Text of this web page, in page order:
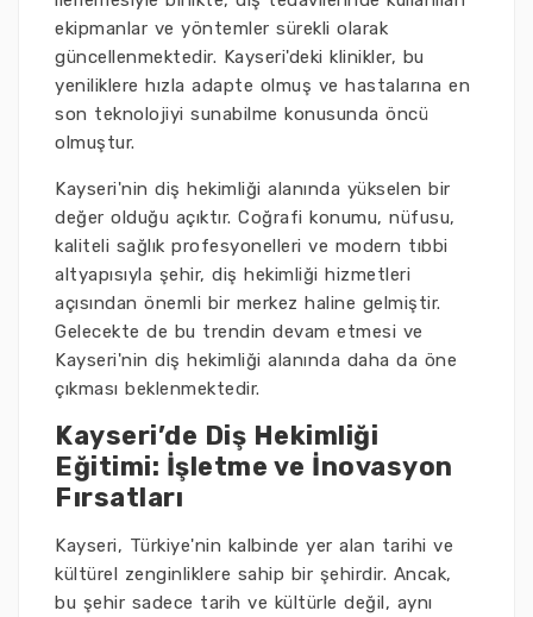
ekipmanlar ve yöntemler sürekli olarak
güncellenmektedir. Kayseri'deki klinikler, bu
yeniliklere hızla adapte olmuş ve hastalarına en
son teknolojiyi sunabilme konusunda öncü
olmuştur.
Kayseri'nin diş hekimliği alanında yükselen bir
değer olduğu açıktır. Coğrafi konumu, nüfusu,
kaliteli sağlık profesyonelleri ve modern tıbbi
altyapısıyla şehir, diş hekimliği hizmetleri
açısından önemli bir merkez haline gelmiştir.
Gelecekte de bu trendin devam etmesi ve
Kayseri'nin diş hekimliği alanında daha da öne
çıkması beklenmektedir.
Kayseri’de Diş Hekimliği
Eğitimi: İşletme ve İnovasyon
Fırsatları
Kayseri, Türkiye'nin kalbinde yer alan tarihi ve
kültürel zenginliklere sahip bir şehirdir. Ancak,
bu şehir sadece tarih ve kültürle değil, aynı